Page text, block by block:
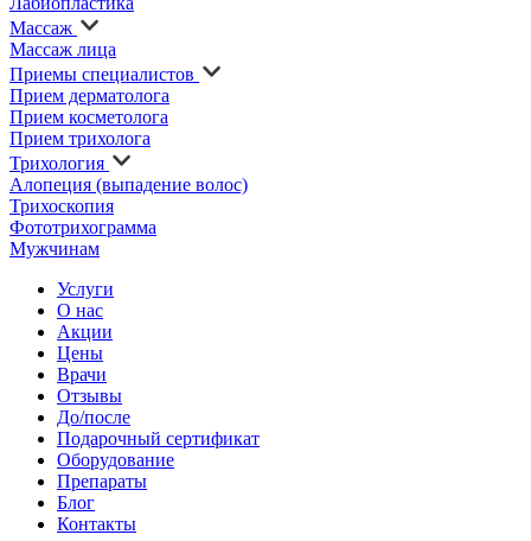
Массаж
Массаж лица
Приемы специалистов
Прием дерматолога
Прием косметолога
Прием трихолога
Трихология
Алопеция (выпадение волос)
Трихоскопия
Фототрихограмма
Мужчинам
Услуги
О нас
Акции
Цены
Врачи
Отзывы
До/после
Подарочный сертификат
Оборудование
Препараты
Блог
Контакты